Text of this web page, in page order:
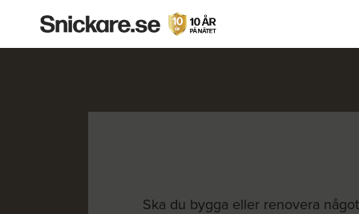
Ska du bygga eller renovera